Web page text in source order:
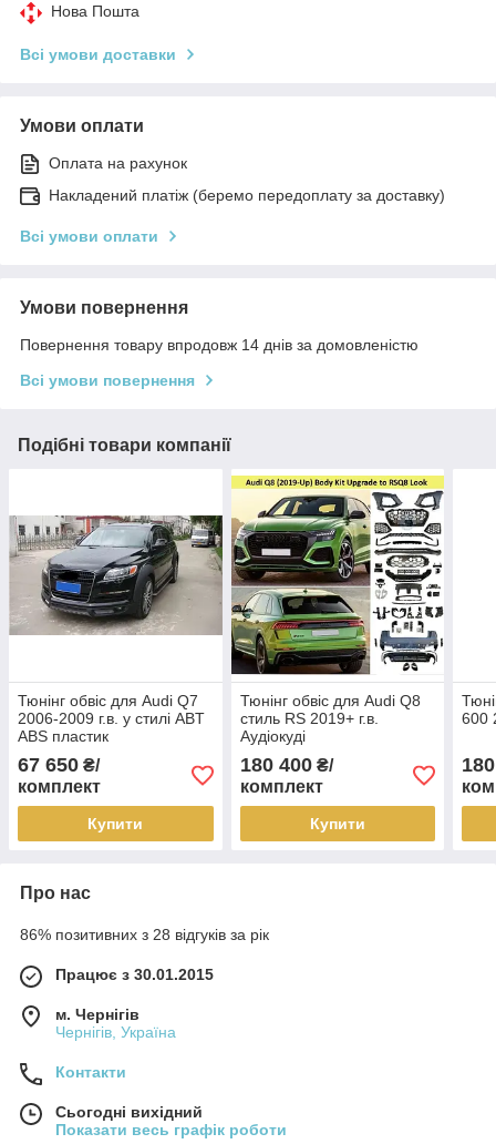
Нова Пошта
Всі умови доставки
Умови оплати
Оплата на рахунок
Накладений платіж (беремо передоплату за доставку)
Всі умови оплати
Умови повернення
Повернення товару впродовж 14 днів за домовленістю
Всі умови повернення
Подібні товари компанії
Тюнінг обвіс для Audi Q7
2006-2009 г.в. у стилі ABT
ABS пластик
67 650 ₴/
комплект
Купити
Тюнінг обвіс для Audi Q8
стиль RS 2019+ г.в.
Аудіокуді
180 400₴/
комплект
Купити
600
Про нас
86% позитивних з 28 відгуків за рік
Працює з 30.01.2015
м. Чернігів
Чернігів, Україна
Контакти
Сьогодні вихідний
Показати весь графік роботи